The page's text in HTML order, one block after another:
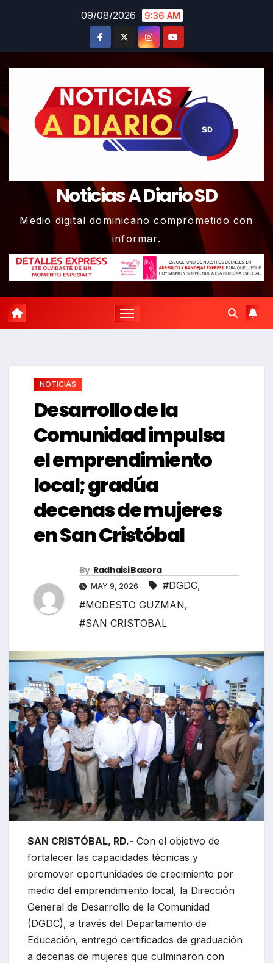
09/08/2026 9:36 AM
Noticias A Diario SD
Medio digital dominicano comprometido con
informar.
NOTICIAS
Desarrollo de la
Comunidad impulsa
el emprendimiento
local; gradúa
decenas de mujeres
en San Cristóbal
By Radhaisi Basora
MAY 9, 2026 #DGDC,
#MODESTO GUZMAN,
#SAN CRISTOBAL
SAN CRISTÓBAL, RD.- Con el objetivo de
fortalecer las capacidades técnicas y
promover oportunidades de crecimiento por
medio del emprendimiento local, la Dirección
General de Desarrollo de la Comunidad
(DGDC), a través del Departamento de
Educación, entregó certificados de graduación
a decenas de mujeres que culminaron con